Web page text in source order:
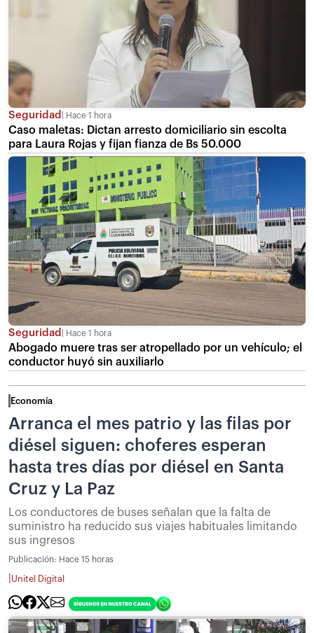
Seguridad Hace 1 hora
Caso maletas: Dictan arresto domiciliario sin escolta
para Laura Rojas y fijan fianza de Bs 50.000
Seguridad Hace 1 hora
Abogado muere tras ser atropellado por un vehículo; el
conductor huyó sin auxiliarlo
Economía
Arranca el mes patrio y las filas por
diésel siguen: choferes esperan
hasta tres días por diésel en Santa
Cruz y La Paz
Los conductores de buses señalan que la falta de
suministro ha reducido sus viajes habituales limitando
sus ingresos
Publicación: Hace 15 horas
Unitel Digital